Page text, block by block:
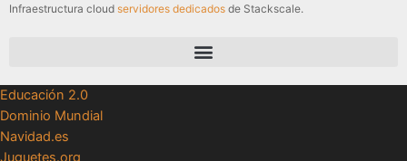
Infraestructura cloud servidores dedicados de Stackscale.
Educación 2.0
Dominio Mundial
Navidad.es
Juguetes.org